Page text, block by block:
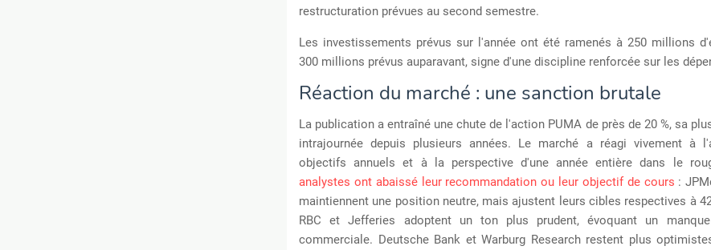
restructuration prévues au second semestre.
Les investissements prévus sur l'année ont été ramenés à 250 millions
300 millions prévus auparavant, signe d'une discipline renforcée sur les
Réaction du marché : une sanction brutale
La publication a entraîné une chute de l'action PUMA de près de 20 %, sa
intrajournée depuis plusieurs années. Le marché a réagi vivement à
objectifs annuels et à la perspective d'une année entière dans le
analystes ont abaissé leur recommandation ou leur objectif de cours :
maintiennent une position neutre, mais ajustent leurs cibles respectives à
RBC et Jefferies adoptent un ton plus prudent, évoquant un
commerciale. Deutsche Bank et Warburg Research restent plus